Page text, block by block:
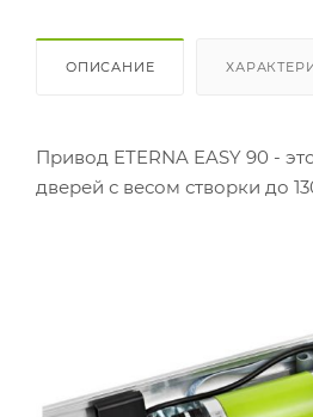
ОПИСАНИЕ
Привод ETERNA EASY 90 -
дверей с весом створки до